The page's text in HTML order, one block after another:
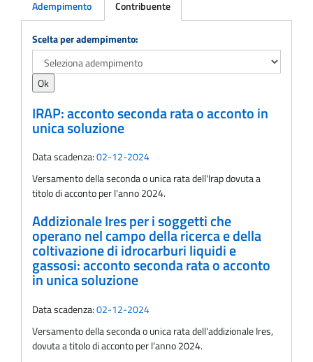
Adempimento Contribuente
Adempimento
Scelta per adempimento:
IRAP: acconto seconda rata o acconto in
unica soluzione
Data scadenza:02-12-2024
Versamento della seconda o unica rata dell'Irap dovuta a
titolo di acconto per l'anno 2024.
Addizionale Ires per i soggetti che
operano nel campo della ricerca e della
coltivazione di idrocarburi liquidi e
gassosi: acconto seconda rata o acconto
in unica soluzione
Data scadenza:02-12-2024
Versamento della seconda o unica rata dell'addizionale Ires,
dovuta a titolo di acconto per l'anno 2024.